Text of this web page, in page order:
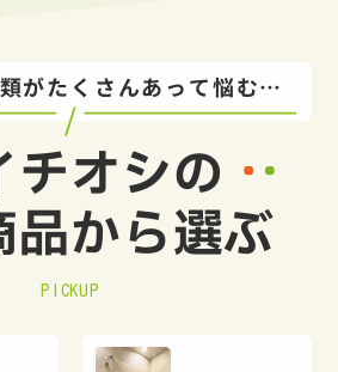
がたくさんあって悩む…
チオシの
品から選ぶ
PICKUP